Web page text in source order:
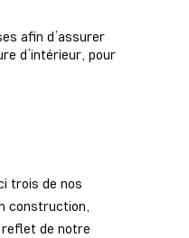
afin d’assurer
d’intérieur, pour
trois de nos
construction,
de notre